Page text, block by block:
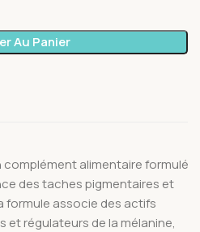
Au Panier
complément alimentaire formulé
des taches pigmentaires et
formule associe des actifs
régulateurs de la mélanine,